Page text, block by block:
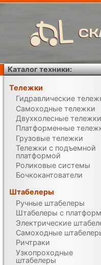
Каталог техники:
Тележки
Гидравлические
Самоходные тележки
Двухколесные тележки
Платформенные
Грузовые тележки
Тележки с подъемной
платформой
Роликовые системы
Бочкокантователи
Штабелеры
Ручные штабелеры
Штабелеры с
Электрические
Самоходные
Ричтраки
Узкопроходные
штабелеры